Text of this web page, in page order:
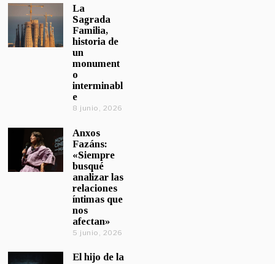
La
Sagrada
Familia,
historia de
un
monument
o
interminabl
e
8 junio, 2026
Anxos
Fazáns:
«Siempre
busqué
analizar las
relaciones
íntimas que
nos
afectan»
5 junio, 2026
El hijo de la